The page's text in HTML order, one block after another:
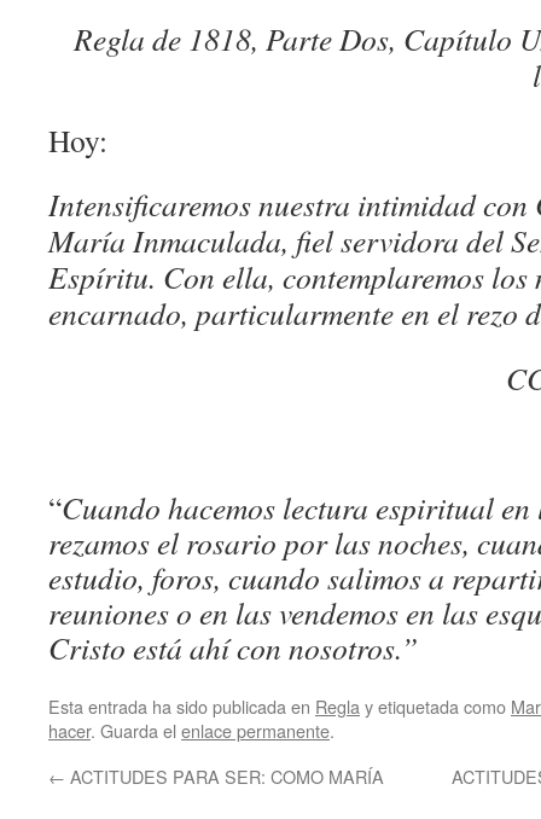
Regla de 1818, Parte Dos, Capítulo
Hoy:
Intensificaremos nuestra intimidad
María Inmaculada, fiel servidora del
Espíritu. Con ella, contemplaremos los
encarnado, particularmente en el rezo
“Cuando hacemos lectura espiritual
rezamos el rosario por las noches,
estudio, foros, cuando salimos a
reuniones o en las vendemos en las
Cristo está ahí con nosotros.”
Esta entrada ha sido publicada en Regla y etiquetada como
hacer. Guarda el enlace permanente.
← ACTITUDES PARA SER: COMO MARÍA